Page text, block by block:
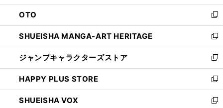
ウ
で
開
く
ン
ド
ウ
で
開
く
OTO
新
し
い
ウ
ィ
ン
ド
ウ
で
SHUEISHA MANGA-ART HERITAGE
新
し
い
ウ
ィ
ン
ド
ジャンプキャラクターズストア
新
し
い
ウ
ィ
HAPPY PLUS STORE
新
し
い
SHUEISHA VOX
新